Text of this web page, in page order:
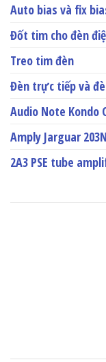
Auto bias và fix
Đốt tim cho đèn
Treo tim đèn
Đèn trực tiếp và
Audio Note Kondo
Amply Jarguar 203N
2A3 PSE tube